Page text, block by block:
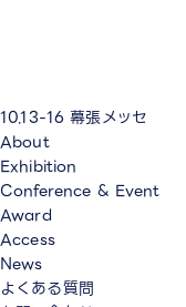
10.13-16 幕張メッセ
About
Exhibition
Conference & Event
Award
Access
News
よくある質問